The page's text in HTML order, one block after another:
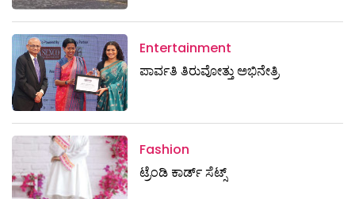
Entertainment
ಪಾರ್ವತಿ ತಿರುವೋತ್ತು ಅಭಿನೇತ್ರಿ
Fashion
ಟ್ರೆಂಡಿ ಕಾರ್ಡ್‌ ಸೆಟ್ಸ್